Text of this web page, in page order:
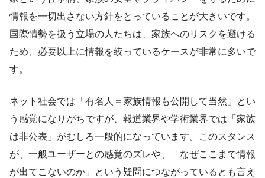
情報を一切出さない方針をとっていることが大きいです。
国際情勢を扱う立場の人たちは、家族へのリスクを避ける
ため、必要以上に情報を絞っているケースが非常に多いで
す。
ネット社会では「有名人＝家族情報も公開して当然」とい
う感覚になりがちですが、報道業界や学術業界では「家族
は非公表」がむしろ一般的になっています。このスタンス
が、一般ユーザーとの感覚のズレや、「なぜここまで情報
が出てこないのか」という疑問につながっているとも言え